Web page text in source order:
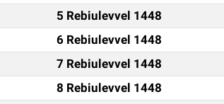
5 Rebiulevvel 1448
6 Rebiulevvel 1448
7 Rebiulevvel 1448
8 Rebiulevvel 1448